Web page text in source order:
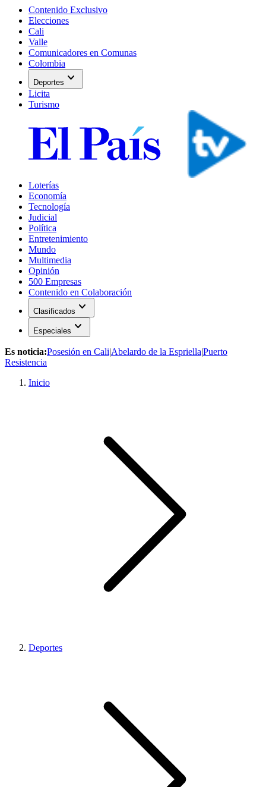
Contenido Exclusivo
Elecciones
Cali
Valle
Comunicadores en Comunas
Colombia
Deportes expand_more
Licita
Turismo
Loterías
Economía
Tecnología
Judicial
Política
Entretenimiento
Mundo
Multimedia
Opinión
500 Empresas
Contenido en Colaboración
Clasificados expand_more
Especiales expand_more
Es noticia:Posesión en Cali|Abelardo de la Espriella|Puerto
Resistencia
Inicio
Deportes